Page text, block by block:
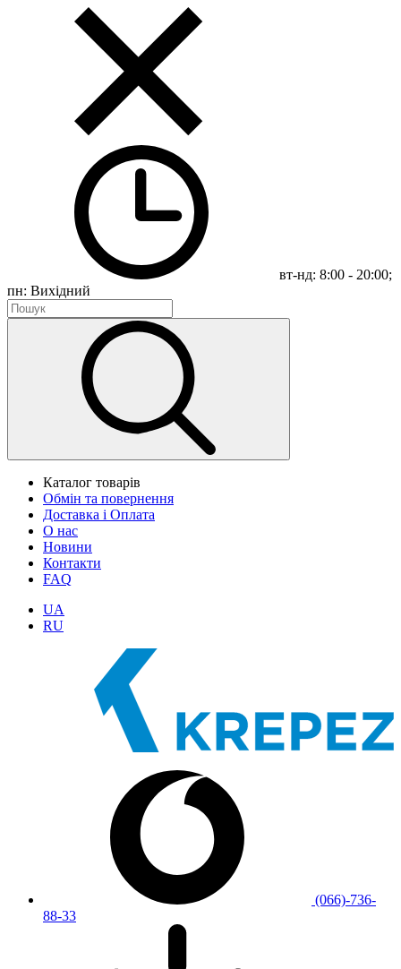
вт-нд: 8:00 - 20:00;
пн: Вихідний
Каталог товарів
Обмін та повернення
Доставка і Оплата
О нас
Новини
Контакти
FAQ
UA
RU
(066)-736-
88-33